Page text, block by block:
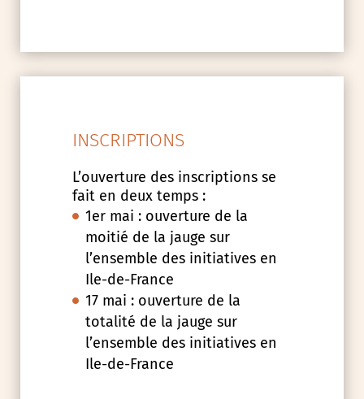
INSCRIPTIONS
L’ouverture des inscriptions se
fait en deux temps :
1er mai : ouverture de la
moitié de la jauge sur
l’ensemble des initiatives en
Ile-de-France
17 mai : ouverture de la
totalité de la jauge sur
l’ensemble des initiatives en
Ile-de-France